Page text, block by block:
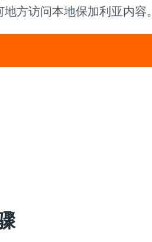
方访问本地保加利亚内容。